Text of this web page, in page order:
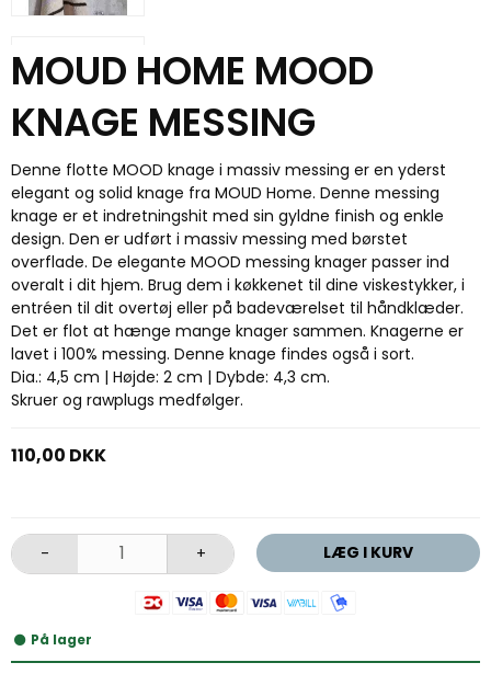
MOUD HOME MOOD
KNAGE MESSING
Denne flotte MOOD knage i massiv messing er en yderst
elegant og solid knage fra MOUD Home. Denne messing
knage er et indretningshit med sin gyldne finish og enkle
design. Den er udført i massiv messing med børstet
overflade. De elegante MOOD messing knager passer ind
overalt i dit hjem. Brug dem i køkkenet til dine viskestykker, i
entréen til dit overtøj eller på badeværelset til håndklæder.
Det er flot at hænge mange knager sammen. Knagerne er
lavet i 100% messing. Denne knage findes også i sort.
Dia.: 4,5 cm | Højde: 2 cm | Dybde: 4,3 cm.
Skruer og rawplugs medfølger.
110,00 DKK
- + LÆG I KURV
På lager